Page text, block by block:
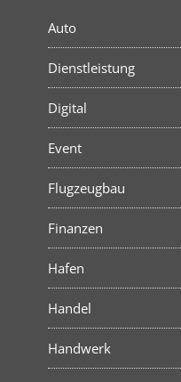
Auto
Dienstleistung
Digital
Event
Flugzeugbau
Finanzen
Hafen
Handel
Handwerk